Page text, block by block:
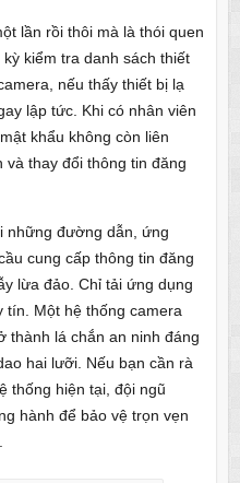
lần rồi thôi mà là thói quen
kiểm tra danh sách thiết
nếu thấy thiết bị lạ
lập tức. Khi có nhân viên
khẩu không còn liên
thay đổi thông tin đăng
những đường dẫn, ứng
cung cấp thông tin đăng
lừa đảo. Chỉ tải ứng dụng
Một hệ thống camera
thành lá chắn an ninh đáng
hai lưỡi. Nếu bạn cần rà
thống hiện tại, đội ngũ
hành để bảo vệ trọn vẹn